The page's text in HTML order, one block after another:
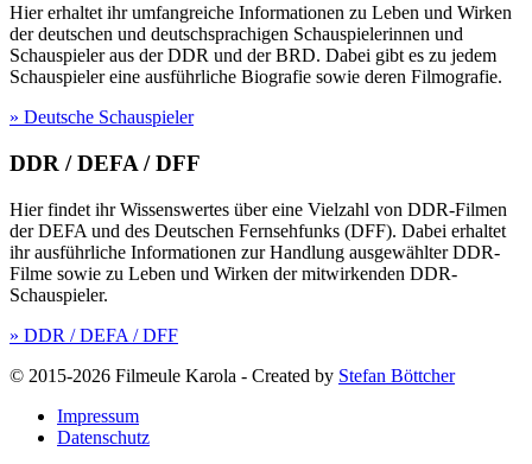
Hier erhaltet ihr umfangreiche Informationen zu Leben und Wirken
der deutschen und deutschsprachigen Schauspielerinnen und
Schauspieler aus der DDR und der BRD. Dabei gibt es zu jedem
Schauspieler eine ausführliche Biografie sowie deren Filmografie.
» Deutsche Schauspieler
DDR / DEFA / DFF
Hier findet ihr Wissenswertes über eine Vielzahl von DDR-Filmen
der DEFA und des Deutschen Fernsehfunks (DFF). Dabei erhaltet
ihr ausführliche Informationen zur Handlung ausgewählter DDR-
Filme sowie zu Leben und Wirken der mitwirkenden DDR-
Schauspieler.
» DDR / DEFA / DFF
© 2015-2026 Filmeule Karola - Created by Stefan Böttcher
Impressum
Datenschutz